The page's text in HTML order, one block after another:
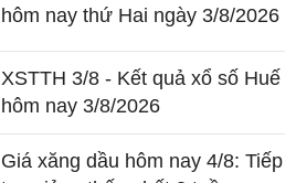
hôm nay thứ Hai ngày 3/8/2026
XSTTH 3/8 - Kết quả xổ số Huế
hôm nay 3/8/2026
Giá xăng dầu hôm nay 4/8: Tiếp